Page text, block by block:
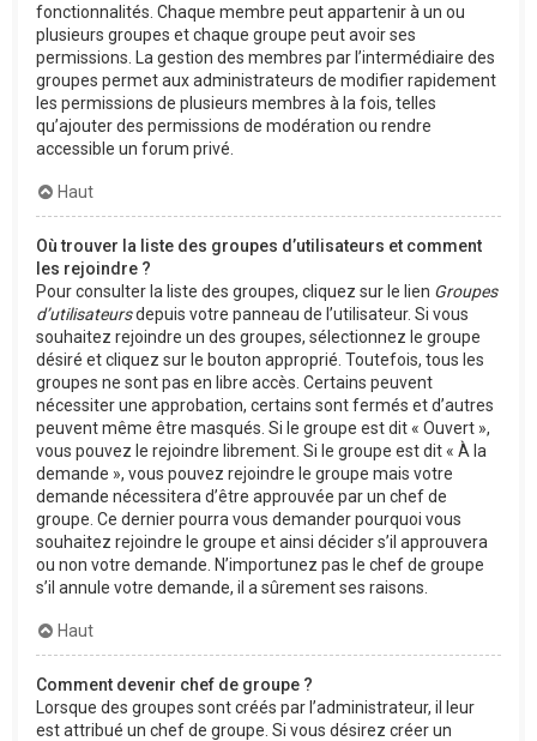
fonctionnalités. Chaque membre peut appartenir à un ou
plusieurs groupes et chaque groupe peut avoir ses
permissions. La gestion des membres par l’intermédiaire des
groupes permet aux administrateurs de modifier rapidement
les permissions de plusieurs membres à la fois, telles
qu’ajouter des permissions de modération ou rendre
accessible un forum privé.
Haut
Où trouver la liste des groupes d’utilisateurs et comment
les rejoindre ?
Pour consulter la liste des groupes, cliquez sur le lien Groupes
d’utilisateursdepuis votre panneau de l’utilisateur. Si vous
souhaitez rejoindre un des groupes, sélectionnez le groupe
désiré et cliquez sur le bouton approprié. Toutefois, tous les
groupes ne sont pas en libre accès. Certains peuvent
nécessiter une approbation, certains sont fermés et d’autres
peuvent même être masqués. Si le groupe est dit « Ouvert »,
vous pouvez le rejoindre librement. Si le groupe est dit « À la
demande », vous pouvez rejoindre le groupe mais votre
demande nécessitera d’être approuvée par un chef de
groupe. Ce dernier pourra vous demander pourquoi vous
souhaitez rejoindre le groupe et ainsi décider s’il approuvera
ou non votre demande. N’importunez pas le chef de groupe
s’il annule votre demande, il a sûrement ses raisons.
Haut
Comment devenir chef de groupe ?
Lorsque des groupes sont créés par l’administrateur, il leur
est attribué un chef de groupe. Si vous désirez créer un